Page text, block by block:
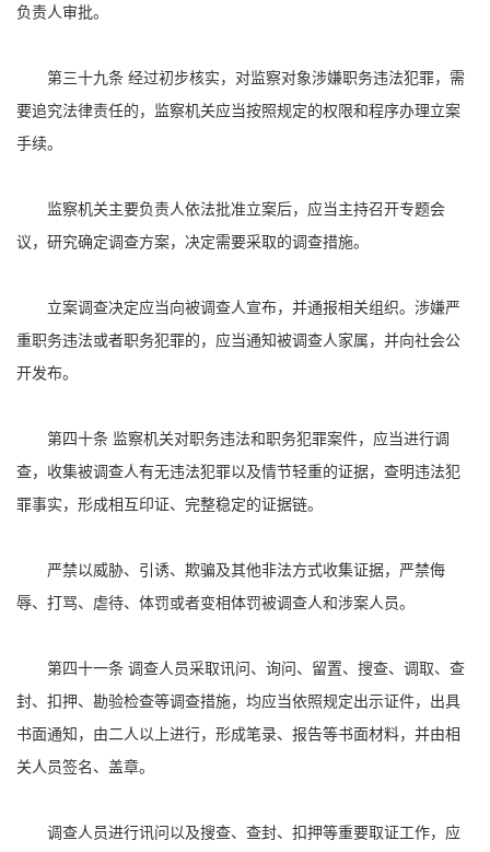
负责人审批。
第三十九条 经过初步核实，对监察对象涉嫌职务违法犯罪，需
要追究法律责任的，监察机关应当按照规定的权限和程序办理立案
手续。
监察机关主要负责人依法批准立案后，应当主持召开专题会
议，研究确定调查方案，决定需要采取的调查措施。
立案调查决定应当向被调查人宣布，并通报相关组织。涉嫌严
重职务违法或者职务犯罪的，应当通知被调查人家属，并向社会公
开发布。
第四十条 监察机关对职务违法和职务犯罪案件，应当进行调
查，收集被调查人有无违法犯罪以及情节轻重的证据，查明违法犯
罪事实，形成相互印证、完整稳定的证据链。
严禁以威胁、引诱、欺骗及其他非法方式收集证据，严禁侮
辱、打骂、虐待、体罚或者变相体罚被调查人和涉案人员。
第四十一条 调查人员采取讯问、询问、留置、搜查、调取、查
封、扣押、勘验检查等调查措施，均应当依照规定出示证件，出具
书面通知，由二人以上进行，形成笔录、报告等书面材料，并由相
关人员签名、盖章。
调查人员进行讯问以及搜查、查封、扣押等重要取证工作，应